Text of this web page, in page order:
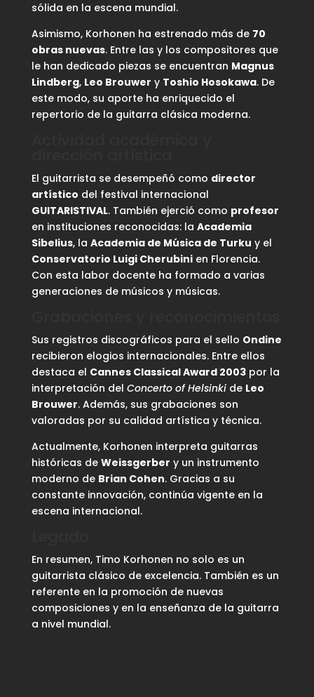
sólida en la escena mundial.
Asimismo, Korhonen ha estrenado más de 70
obras nuevas. Entre las y los compositores que
le han dedicado piezas se encuentran Magnus
Lindberg, Leo Brouwer y Toshio Hosokawa. De
este modo, su aporte ha enriquecido el
repertorio de la guitarra clásica moderna.
El guitarrista se desempeñó como director
artístico del festival internacional
GUITARISTIVAL. También ejerció como profesor
en instituciones reconocidas: la Academia
Sibelius, la Academia de Música de Turku y el
Conservatorio Luigi Cherubinien Florencia.
Con esta labor docente ha formado a varias
generaciones de músicos y músicas.
Sus registros discográficos para el sello Ondine
recibieron elogios internacionales. Entre ellos
destaca el Cannes Classical Award 2003por la
interpretación del Concerto of Helsinkide Leo
Brouwer. Además, sus grabaciones son
valoradas por su calidad artística y técnica.
Actualmente, Korhonen interpreta guitarras
históricas de Weissgerber y un instrumento
moderno de Brian Cohen. Gracias a su
constante innovación, continúa vigente en la
escena internacional.
En resumen, Timo Korhonen no solo es un
guitarrista clásico de excelencia. También es un
referente en la promoción de nuevas
composiciones y en la enseñanza de la guitarra
a nivel mundial.